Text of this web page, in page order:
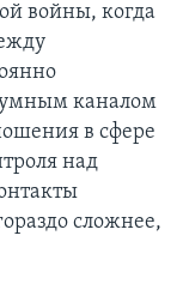
войны, когда
каналом
в сфере
над
сложнее,